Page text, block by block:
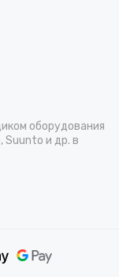
оборудования
Suunto и др. в